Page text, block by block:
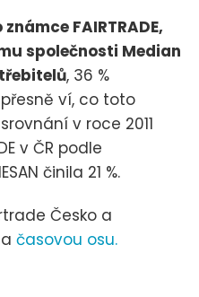
FAIRTRADE,
společnosti Median
, 36 %
ví, co toto
v roce 2011
v ČR podle
činila 21 %.
Česko a
časovou osu.